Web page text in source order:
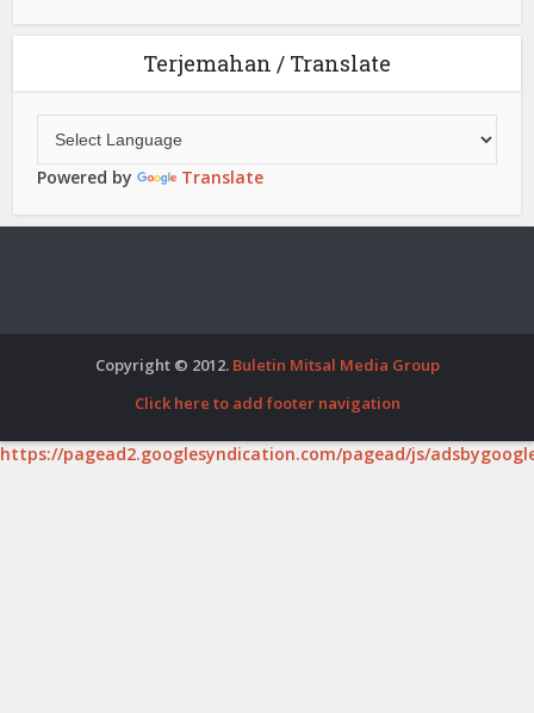
Terjemahan / Translate
Powered by Translate
Copyright © 2012. Buletin Mitsal Media Group
Click here to add footer navigation
https://pagead2.googlesyndication.com/pagead/js/